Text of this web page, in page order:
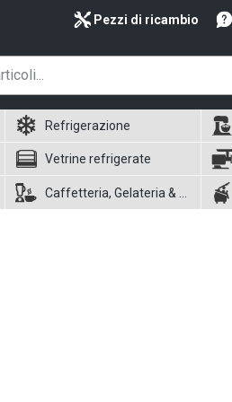
Pezzi di ricambio
Refrigerazione
Vetrine refrigerate